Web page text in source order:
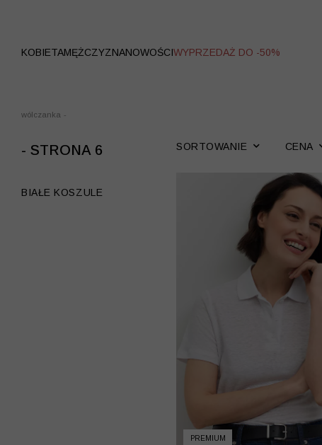
KOBIETAMĘŻCZYZNANOWOŚCIWYPRZEDAŻ DO -50%
wólczanka -
- STRONA 6
BIAŁE KOSZULE
SORTOWANIE CENA
PREMIUM